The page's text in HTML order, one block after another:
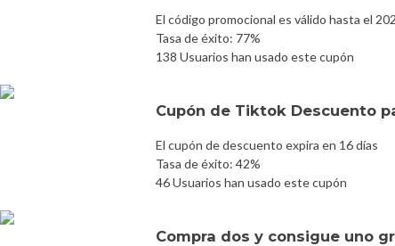
El código promocional es válido hasta el
Tasa de éxito: 77%
138 Usuarios han usado este cupón
Cupón de Tiktok Descuento
El cupón de descuento expira en 16 días
Tasa de éxito: 42%
46 Usuarios han usado este cupón
Compra dos y consigue uno